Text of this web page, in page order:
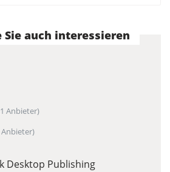
Sie auch interessieren
Anbieter)
Anbieter)
Desktop Publishing